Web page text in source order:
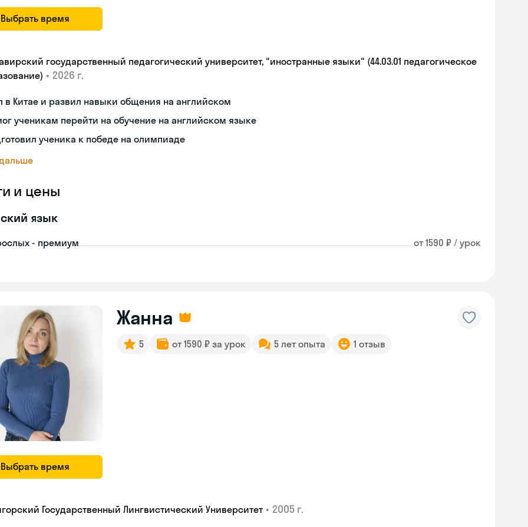
Выбрать время
государственный педагогический университет, "иностранные языки" (44.03.01 педагогическое
• 2026 г.
в Китае и развил навыки общения на английском
ученикам перейти на обучение на английском языке
ученика к победе на олимпиаде
и цены
язык
- премиум от 1590 ₽ / урок
Выбрать время
Жанна
5 от 1590 ₽ за урок 5 лет опыта 1 отзыв
Государственный Лингвистический Университет • 2005 г.